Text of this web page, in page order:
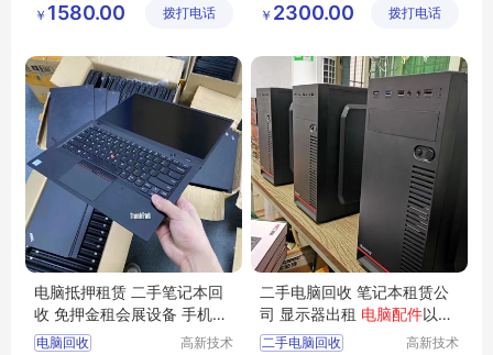
区良驹电
￥ 1580.00 拨打电话
限公司
￥ 2300.00 拨打电话
电脑抵押租赁 二手笔记本回
收 免押金租会展设备 手机维
修
电脑回收
高新技术
二手电脑回收 笔记本租赁公
司 显示器出租 电脑配件以旧
换新
二手电脑回收
高新技术